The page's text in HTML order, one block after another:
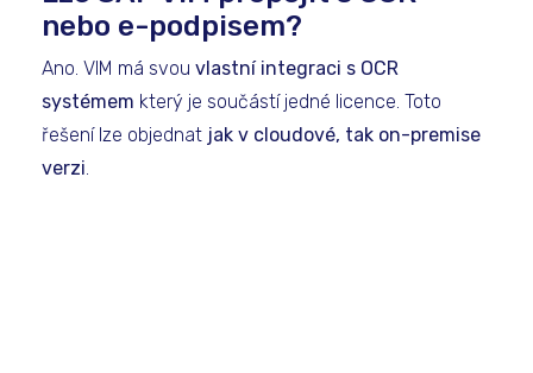
nebo e-podpisem?
Ano. VIM má svou vlastní integraci s OCR
systémem který je součástí jedné licence. Toto
řešení lze objednat jak v cloudové, tak on-premise
verzi